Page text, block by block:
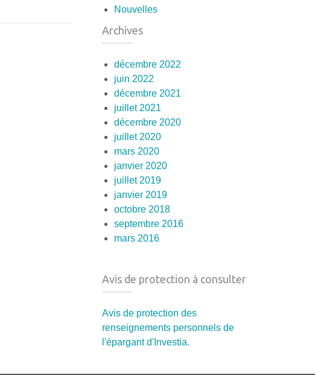
Nouvelles
Archives
décembre 2022
juin 2022
décembre 2021
juillet 2021
décembre 2020
juillet 2020
mars 2020
janvier 2020
juillet 2019
janvier 2019
octobre 2018
septembre 2016
mars 2016
Avis de protection à consulter
Avis de protection des
renseignements personnels de
l'épargant d'Investia.